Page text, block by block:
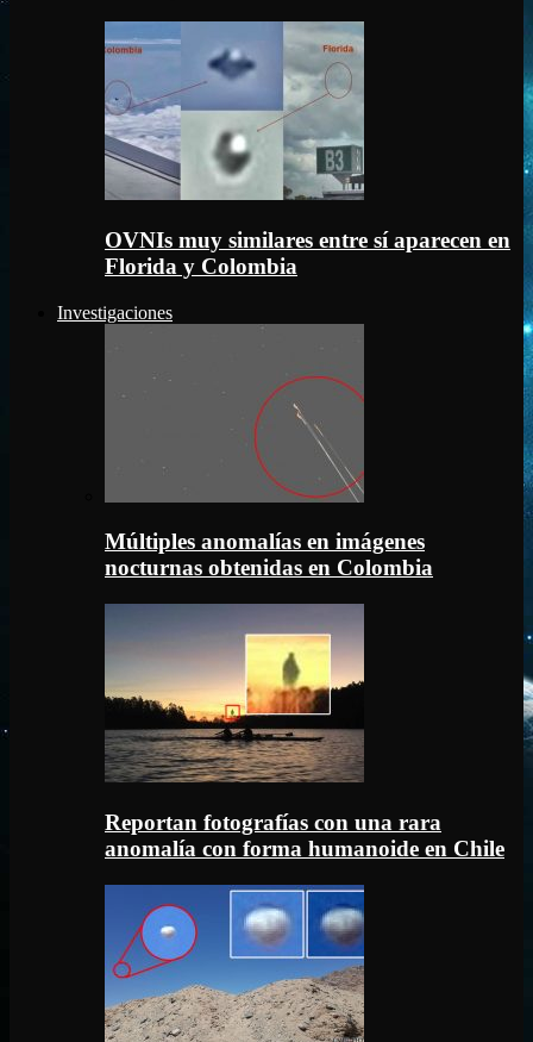
OVNIs muy similares entre sí aparecen en
Florida y Colombia
Investigaciones
Múltiples anomalías en imágenes
nocturnas obtenidas en Colombia
Reportan fotografías con una rara
anomalía con forma humanoide en Chile